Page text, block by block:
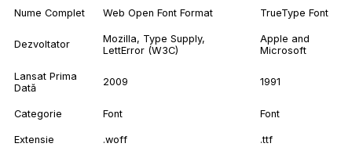
Nume Complet Web Open Font Format TrueType Font
Dezvoltator
Mozilla, Type Supply,
LettError (W3C)
Apple and
Microsoft
Lansat Prima
Dată
2009 1991
Categorie Font Font
Extensie .woff .ttf